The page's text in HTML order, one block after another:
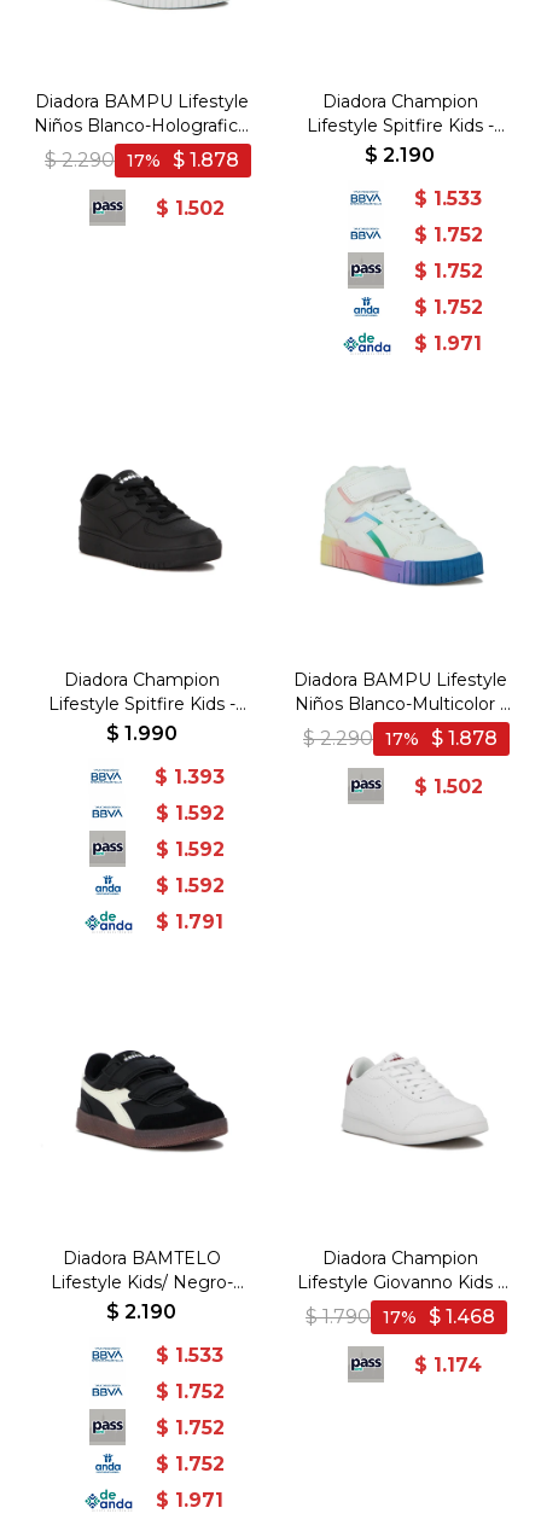
Diadora BAMPU Lifestyle
Niños Blanco-Holografico
- Blanco-Holografico
$ 2.290 $ 1.878
17
$ 1.502
Diadora Champion
Lifestyle Spitfire Kids -
Blanco/Blanco - Blanco-
$ 2.190
$ 1.533
$ 1.752
$ 1.752
$ 1.752
$ 1.971
Diadora Champion
Lifestyle Spitfire Kids -
Negro/Negro - Negro-
$ 1.990
$ 1.393
$ 1.592
$ 1.592
$ 1.592
$ 1.791
Diadora BAMPU Lifestyle
Niños Blanco-Multicolor -
Blanco-Multicolor
$ 2.290 $ 1.878
17
$ 1.502
Diadora BAMTELO
Lifestyle Kids/ Negro-
Blanco - Negro-Blanco
$ 2.190
$ 1.533
$ 1.752
$ 1.752
$ 1.752
$ 1.971
Diadora Champion
Lifestyle Giovanno Kids -
Blanco/Rojo - Blanco-Rojo
$ 1.790 $ 1.468
17
$ 1.174